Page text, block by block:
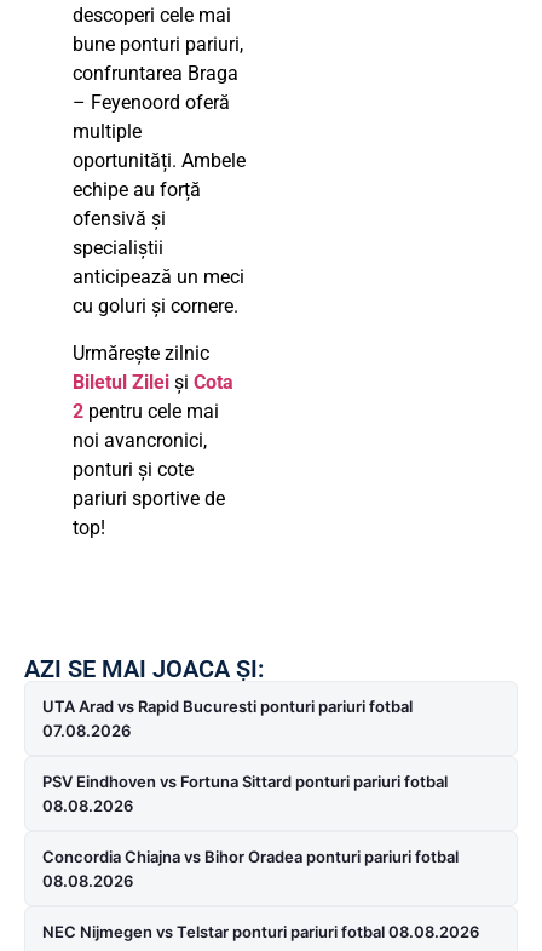
descoperi cele mai
bune ponturi pariuri,
confruntarea Braga
– Feyenoord oferă
multiple
oportunități. Ambele
echipe au forță
ofensivă și
specialiștii
anticipează un meci
cu goluri și cornere.
Urmărește zilnic
Biletul Zilei și Cota
2 pentru cele mai
noi avancronici,
ponturi și cote
pariuri sportive de
top!
AZI SE MAI JOACA ȘI:
UTA Arad vs Rapid Bucuresti ponturi pariuri fotbal
07.08.2026
PSV Eindhoven vs Fortuna Sittard ponturi pariuri fotbal
08.08.2026
Concordia Chiajna vs Bihor Oradea ponturi pariuri fotbal
08.08.2026
NEC Nijmegen vs Telstar ponturi pariuri fotbal 08.08.2026